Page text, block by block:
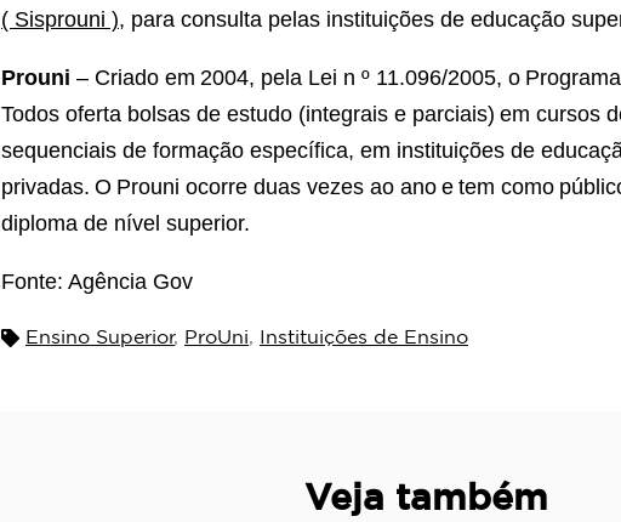
( Sisprouni ), para consulta pelas instituições de educação
Prouni – Criado em 2004, pela Lei n º 11.096/2005, o
Todos oferta bolsas de estudo (integrais e parciais) em cursos
sequenciais de formação específica, em instituições de
privadas. O Prouni ocorre duas vezes ao ano e tem como
diploma de nível superior.
Fonte: Agência Gov
Ensino Superior, ProUni, Instituições de Ensino
Veja também